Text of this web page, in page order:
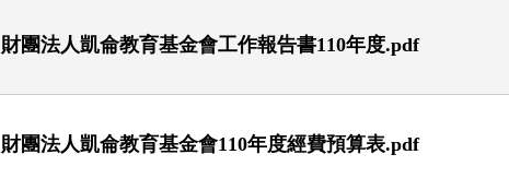
財團法人凱侖教育基金會工作報告書110年度.pdf
財團法人凱侖教育基金會110年度經費預算表.pdf